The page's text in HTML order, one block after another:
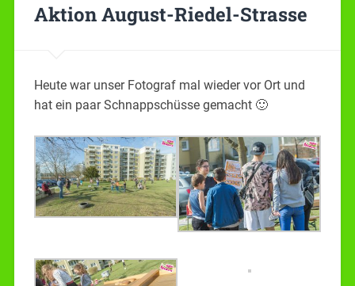
Aktion August-Riedel-Strasse
Heute war unser Fotograf mal wieder vor Ort und
hat ein paar Schnappschüsse gemacht 🙂